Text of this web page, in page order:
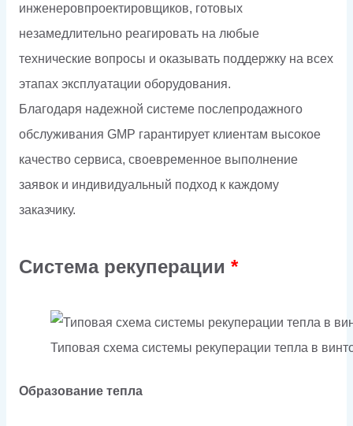
инженеровпроектировщиков, готовых
незамедлительно реагировать на любые
технические вопросы и оказывать поддержку на всех
этапах эксплуатации оборудования.
Благодаря надежной системе послепродажного
обслуживания GMP гарантирует клиентам высокое
качество сервиса, своевременное выполнение
заявок и индивидуальный подход к каждому
заказчику.
Система рекуперации *
Типовая схема системы рекуперации тепла в
Образование тепла